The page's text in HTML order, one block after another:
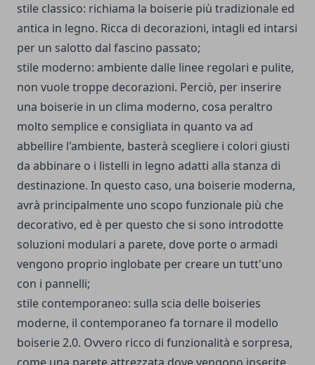
stile classico: richiama la boiserie più tradizionale ed
antica in legno. Ricca di decorazioni, intagli ed intarsi
per un salotto dal fascino passato;
stile moderno: ambiente dalle linee regolari e pulite,
non vuole troppe decorazioni. Perciò, per inserire
una boiserie in un clima moderno, cosa peraltro
molto semplice e consigliata in quanto va ad
abbellire l'ambiente, basterà scegliere i colori giusti
da abbinare o i listelli in legno adatti alla stanza di
destinazione. In questo caso, una boiserie moderna,
avrà principalmente uno scopo funzionale più che
decorativo, ed è per questo che si sono introdotte
soluzioni modulari a parete, dove porte o armadi
vengono proprio inglobate per creare un tutt'uno
con i pannelli;
stile contemporaneo: sulla scia delle boiseries
moderne, il contemporaneo fa tornare il modello
boiserie 2.0. Ovvero ricco di funzionalità e sorpresa,